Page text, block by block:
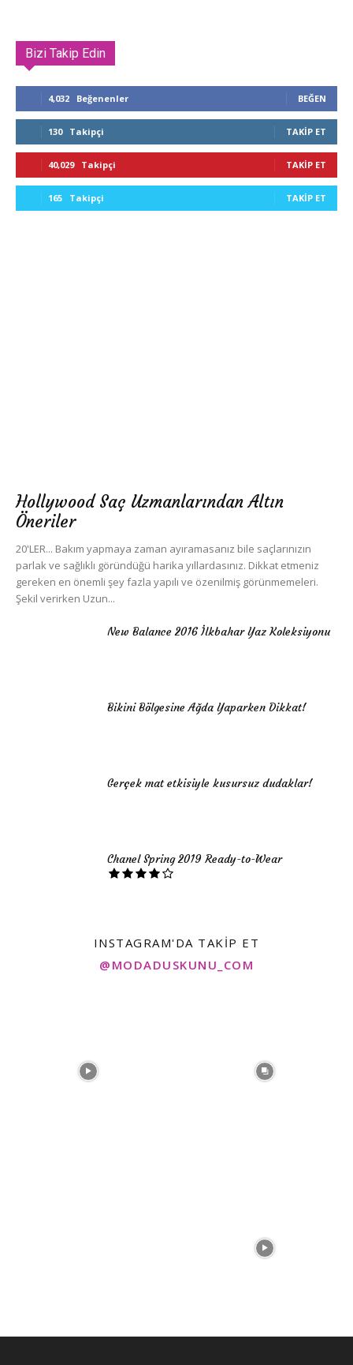
Bizi Takip Edin
4,032 Beğenenler BEĞEN
130 Takipçi TAKIP ET
40,029 Takipçi TAKIP ET
165 Takipçi TAKIP ET
Hollywood Saç Uzmanlarından Altın
Öneriler
20'LER... Bakım yapmaya zaman ayıramasanız bile saçlarınızın
parlak ve sağlıklı göründüğü harika yıllardasınız. Dikkat etmeniz
gereken en önemli şey fazla yapılı ve özenilmiş görünmemeleri.
Şekil verirken Uzun...
New Balance 2016 İlkbahar Yaz Koleksiyonu
Bikini Bölgesine Ağda Yaparken Dikkat!
Gerçek mat etkisiyle kusursuz dudaklar!
Chanel Spring 2019 Ready-to-Wear
INSTAGRAM'DA TAKIP ET
@MODADUSKUNU_COM